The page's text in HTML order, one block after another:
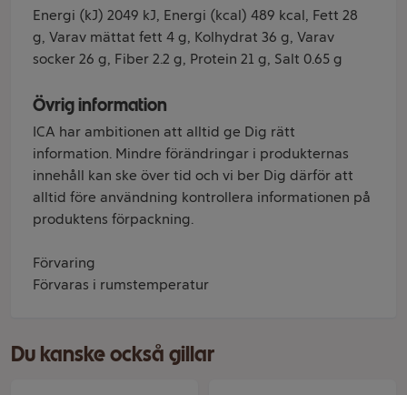
Energi (kJ) 2049 kJ, Energi (kcal) 489 kcal, Fett 28
g, Varav mättat fett 4 g, Kolhydrat 36 g, Varav
socker 26 g, Fiber 2.2 g, Protein 21 g, Salt 0.65 g
Övrig information
ICA har ambitionen att alltid ge Dig rätt
information. Mindre förändringar i produkternas
innehåll kan ske över tid och vi ber Dig därför att
alltid före användning kontrollera informationen på
produktens förpackning.
Förvaring
Förvaras i rumstemperatur
Du kanske också gillar